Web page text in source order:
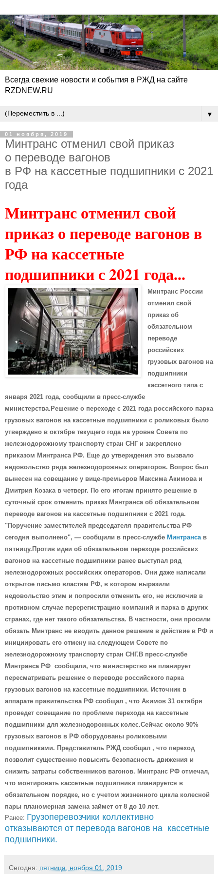
Всегда свежие новости и события в РЖД на сайте
RZDNEW.RU
▼
01 ноября, 2019
Минтранс отменил свой приказ
о переводе вагонов
в РФ на кассетные подшипники с 2021
года
Минтранс отменил свой
приказ о переводе вагонов в
РФ на кассетные
подшипники с 2021 года...
Минтранс России
отменил свой
приказ об
обязательном
переводе
российских
грузовых вагонов на
подшипники
кассетного типа с
января 2021 года, сообщили в пресс-службе
министерства.Решение о переходе с 2021 года российского парка
грузовых вагонов на кассетные подшипники с роликовых было
утверждено в октябре текущего года на уровне Совета по
железнодорожному транспорту стран СНГ и закреплено
приказом Минтранса РФ. Еще до утверждения это вызвало
недовольство ряда железнодорожных операторов. Вопрос был
вынесен на совещание у вице-премьеров Максима Акимова и
Дмитрия Козака в четверг. По его итогам принято решение в
суточный срок отменить приказ Минтранса об обязательном
переводе вагонов на кассетные подшипники с 2021 года.
"Поручение заместителей председателя правительства РФ
сегодня выполнено", — сообщили в пресс-службе Минтрансав
пятницу.Против идеи об обязательном переходе российских
вагонов на кассетные подшипники ранее выступал ряд
железнодорожных российских операторов. Они даже написали
открытое письмо властям РФ, в котором выразили
недовольство этим и попросили отменить его, не исключив в
противном случае перерегистрацию компаний и парка в других
странах, где нет такого обязательства. В частности, они просили
обязать Минтранс не вводить данное решение в действие в РФ и
инициировать его отмену на следующем Совете по
железнодорожному транспорту стран СНГ.В пресс-службе
Минтранса РФ сообщали, что министерство не планирует
пересматривать решение о переводе российского парка
грузовых вагонов на кассетные подшипники. Источник в
аппарате правительства РФ сообщал , что Акимов 31 октября
проведет совещание по проблеме перехода на кассетные
подшипники для железнодорожных колес.Сейчас около 90%
грузовых вагонов в РФ оборудованы роликовыми
подшипниками. Представитель РЖД сообщал , что переход
позволит существенно повысить безопасность движения и
снизить затраты собственников вагонов. Минтранс РФ отмечал,
что монтировать кассетные подшипники планируется в
обязательном порядке, но с учетом жизненного цикла колесной
пары планомерная замена займет от 8 до 10 лет.
Ранее: Грузоперевозчики коллективно
отказываются от перевода вагонов на кассетные
подшипники.
Сегодня: пятница, ноября 01, 2019